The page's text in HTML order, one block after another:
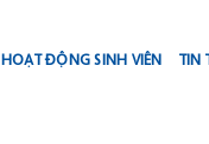
HOẠT ĐỘNG SINH VIÊN TIN